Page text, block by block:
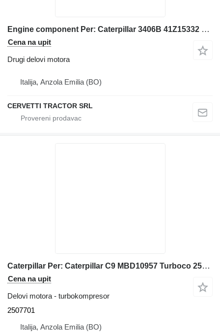
Engine component Per: Caterpillar 3406B 41Z15332 Misc za Caterpillar 3406B bagera
Cena na upit
Drugi delovi motora
Italija, Anzola Emilia (BO)
CERVETTI TRACTOR SRL
Caterpillar Per: Caterpillar C9 MBD10957 Turboco 2507701 turbokompresor za građevinske mašine
Cena na upit
Delovi motora - turbokompresor
2507701
Italija, Anzola Emilia (BO)